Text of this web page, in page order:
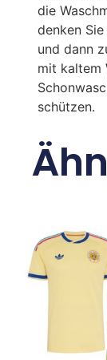
die
denken
und dann
mit kaltem
schützen.